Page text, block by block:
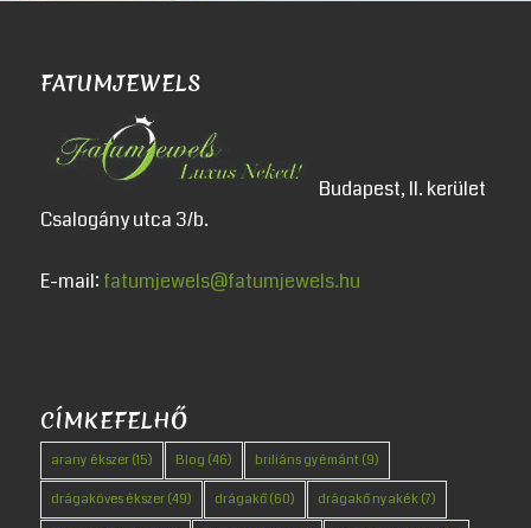
FATUMJEWELS
Budapest, II. kerület
Csalogány utca 3/b.
E-mail: fatumjewels@fatumjewels.hu
CÍMKEFELHŐ
arany ékszer(15) Blog (46) briliáns gyémánt (9)
drágaköves ékszer(49) drágakő(60) drágakő nyakék(7)